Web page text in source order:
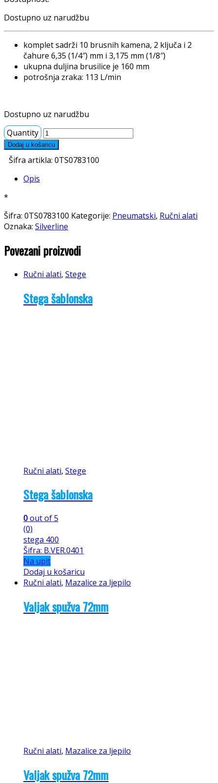
Dostupno uz narudžbu
komplet sadrži 10 brusnih kamena, 2 ključa i 2
čahure 6,35 (1/4″) mm i 3,175 mm (1/8″)
ukupna duljina brusilice je 160 mm
potrošnja zraka: 113 L/min
Dostupno uz narudžbu
Quantity
Dodaj u košaricu
Šifra artikla: 0TS0783100
Opis
*
Šifra: 0TS0783100 Kategorije: Pneumatski, Ručni alati
Oznaka: Silverline
Povezani proizvodi
Ručni alati, Stege
Stega šablonska
Ručni alati, Stege
Stega šablonska
0out of 5
(0)
stega 400
Šifra: B.VER.0401
Na upit
Dodaj u košaricu
Ručni alati, Mazalice za ljepilo
Valjak spužva 72mm
Ručni alati, Mazalice za ljepilo
Valjak spužva 72mm